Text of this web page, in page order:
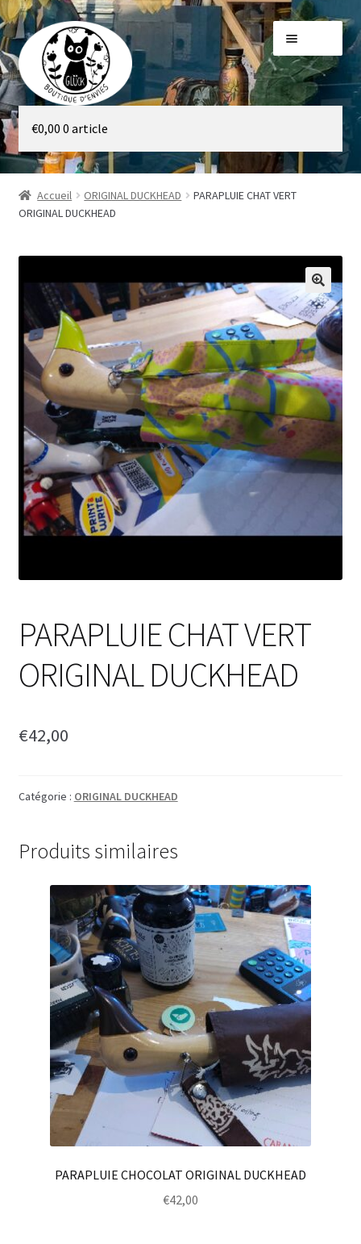
Aller
à
la
navigation
Aller
au
contenu
Galerie
Boutique
€0,00 0 article
Accueil ORIGINAL DUCKHEAD
PARAPLUIE CHAT VERT
ORIGINAL DUCKHEAD
🔍
PARAPLUIE CHAT VERT
ORIGINAL DUCKHEAD
€42,00
Catégorie : ORIGINAL DUCKHEAD
Produits similaires
PARAPLUIE CHOCOLAT ORIGINAL DUCKHEAD
€42,00